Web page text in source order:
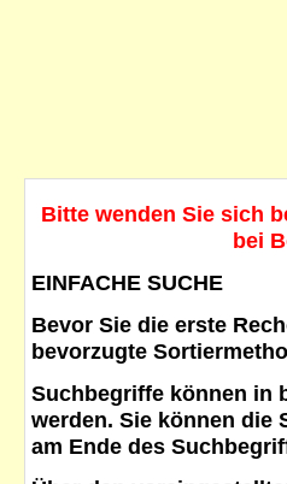
Bitte wenden Sie sich
bei
EINFACHE SUCHE
Bevor Sie die erste
bevorzugte
Suchbegriffe können in
werden. Sie können die
am Ende des